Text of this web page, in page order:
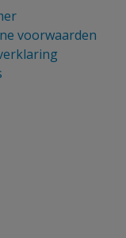
voorwaarden